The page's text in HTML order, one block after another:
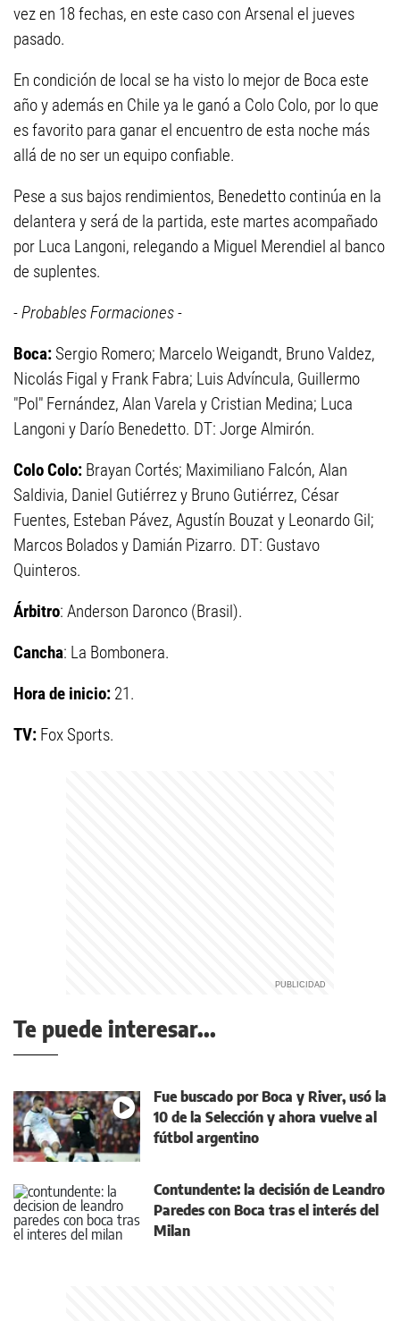
vez en 18 fechas, en este caso con Arsenal el jueves
pasado.
En condición de local se ha visto lo mejor de Boca este
año y además en Chile ya le ganó a Colo Colo, por lo que
es favorito para ganar el encuentro de esta noche más
allá de no ser un equipo confiable.
Pese a sus bajos rendimientos, Benedetto continúa en la
delantera y será de la partida, este martes acompañado
por Luca Langoni, relegando a Miguel Merendiel al banco
de suplentes.
- Probables Formaciones -
Boca: Sergio Romero; Marcelo Weigandt, Bruno Valdez,
Nicolás Figal y Frank Fabra; Luis Advíncula, Guillermo
"Pol" Fernández, Alan Varela y Cristian Medina; Luca
Langoni y Darío Benedetto. DT: Jorge Almirón.
Colo Colo: Brayan Cortés; Maximiliano Falcón, Alan
Saldivia, Daniel Gutiérrez y Bruno Gutiérrez, César
Fuentes, Esteban Pávez, Agustín Bouzat y Leonardo Gil;
Marcos Bolados y Damián Pizarro. DT: Gustavo
Quinteros.
Árbitro: Anderson Daronco (Brasil).
Cancha: La Bombonera.
Hora de inicio: 21.
TV: Fox Sports.
Te puede interesar...
Fue buscado por Boca y River, usó la
10 de la Selección y ahora vuelve al
fútbol argentino
Contundente: la decisión de Leandro
Paredes con Boca tras el interés del
Milan